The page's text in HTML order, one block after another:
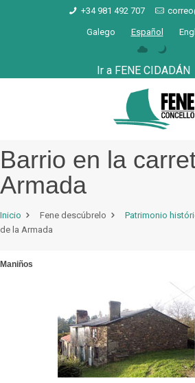
+34 981 492 707
Galego Español
Ir a FENE CIDADÁN
Barrio en la
Armada
Inicio Fene descúbrelo Patrimonio
de la Armada
Maniños